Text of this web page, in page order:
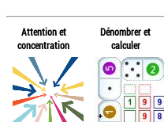
Attention et
concentration
Dénombrer et
calculer